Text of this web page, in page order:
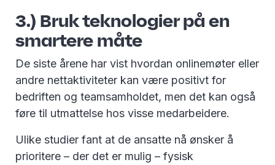
3.) Bruk teknologier på en
smartere måte
De siste årene har vist hvordan onlinemøter eller
andre nettaktiviteter kan være positivt for
bedriften og teamsamholdet, men det kan også
føre til utmattelse hos visse medarbeidere.
Ulike studier fant at de ansatte nå ønsker å
prioritere – der det er mulig – fysisk